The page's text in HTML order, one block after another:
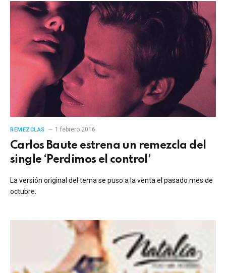
REMEZCLAS 1 febrero 2016
Carlos Baute estrena un remezcla del
single ‘Perdimos el control’
La versión original del tema se puso a la venta el pasado mes de
octubre.